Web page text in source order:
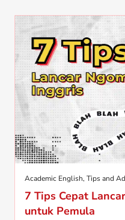
Academic English, Tips and
7 Tips Cepat
untuk Pemula